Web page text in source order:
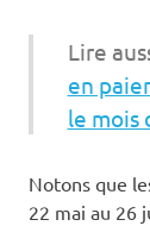
Lire
en
le mois
Notons que
22 mai au 26